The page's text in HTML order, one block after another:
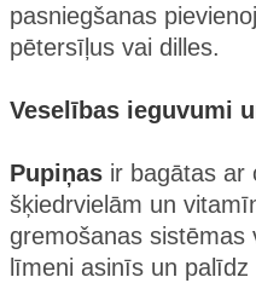
pasniegšanas
pētersīļus vai dilles.
Veselības ieguvumi
Pupiņas ir bagātas ar
šķiedrvielām un
gremošanas sistēmas
līmeni asinīs un